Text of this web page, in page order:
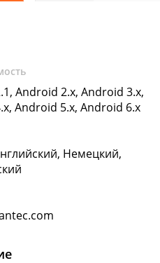
Android 2.x, Android 3.x,
Android 5.x, Android 6.x
Немецкий,